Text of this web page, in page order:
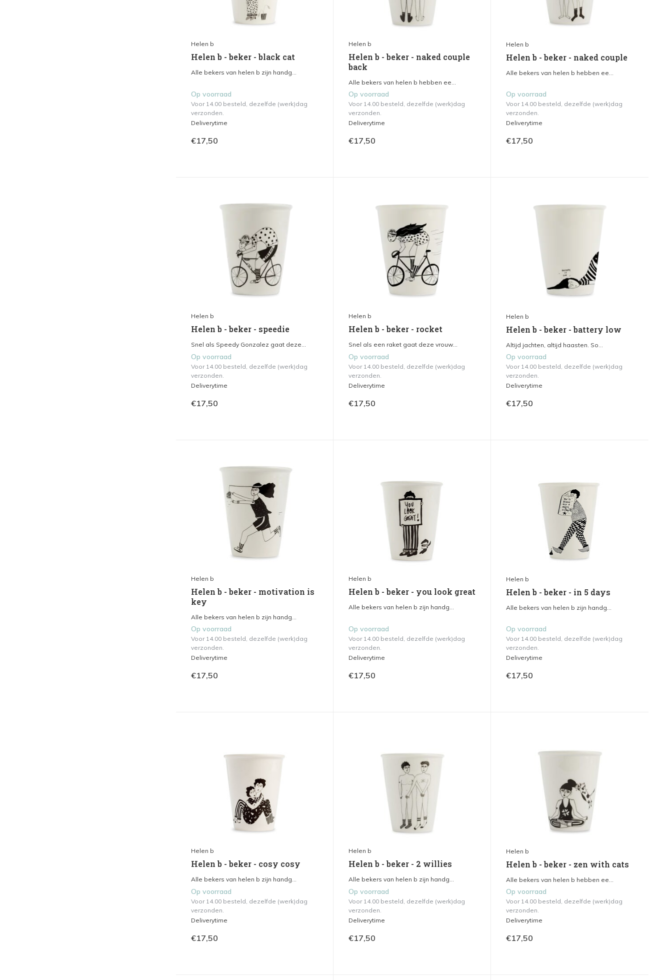
Helen b
Helen b - beker - black cat
Alle bekers van helen b zijn handg...
Op voorraad
Voor 14.00 besteld, dezelfde (werk)dag
verzonden.
Deliverytime
€17,50
Helen b
Helen b - beker - naked couple
back
Alle bekers van helen b hebben ee...
Op voorraad
Voor 14.00 besteld, dezelfde (werk)dag
verzonden.
Deliverytime
€17,50
Helen b
Helen b - beker - naked couple
Alle bekers van helen b hebben ee...
Op voorraad
Voor 14.00 besteld, dezelfde (werk)dag
verzonden.
Deliverytime
€17,50
Helen b
Helen b - beker - speedie
Snel als Speedy Gonzalez gaat deze...
Op voorraad
Voor 14.00 besteld, dezelfde (werk)dag
verzonden.
Deliverytime
€17,50
Helen b
Helen b - beker - rocket
Snel als een raket gaat deze vrouw...
Op voorraad
Voor 14.00 besteld, dezelfde (werk)dag
verzonden.
Deliverytime
€17,50
Helen b
Helen b - beker - battery low
Altijd jachten, altijd haasten. So...
Op voorraad
Voor 14.00 besteld, dezelfde (werk)dag
verzonden.
Deliverytime
€17,50
Helen b
Helen b - beker - motivation is
key
Alle bekers van helen b zijn handg...
Op voorraad
Voor 14.00 besteld, dezelfde (werk)dag
verzonden.
Deliverytime
€17,50
Helen b
Helen b - beker - you look great
Alle bekers van helen b zijn handg...
Op voorraad
Voor 14.00 besteld, dezelfde (werk)dag
verzonden.
Deliverytime
€17,50
Helen b
Helen b - beker - in 5 days
Alle bekers van helen b zijn handg...
Op voorraad
Voor 14.00 besteld, dezelfde (werk)dag
verzonden.
Deliverytime
€17,50
Helen b
Helen b - beker - cosy cosy
Alle bekers van helen b zijn handg...
Op voorraad
Voor 14.00 besteld, dezelfde (werk)dag
verzonden.
Deliverytime
€17,50
Helen b
Helen b - beker - 2 willies
Alle bekers van helen b zijn handg...
Op voorraad
Voor 14.00 besteld, dezelfde (werk)dag
verzonden.
Deliverytime
€17,50
Helen b
Helen b - beker - zen with cats
Alle bekers van helen b hebben ee...
Op voorraad
Voor 14.00 besteld, dezelfde (werk)dag
verzonden.
Deliverytime
€17,50